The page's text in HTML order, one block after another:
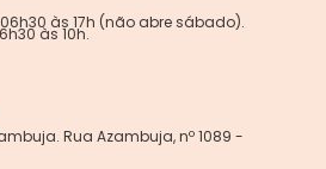
às 17h (não abre sábado).
às 10h.
Rua Azambuja, nº 1089 -